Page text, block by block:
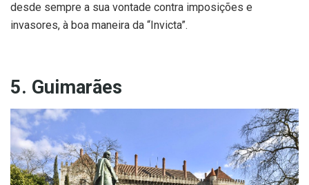
desde sempre a sua vontade contra imposições e
invasores, à boa maneira da “Invicta”.
5. Guimarães